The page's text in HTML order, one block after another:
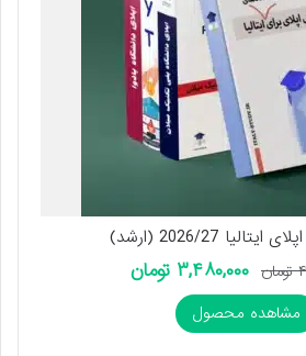
2026/27 (ارشد)
تومان قیمت
اصلی
۴,۴۸۰,۰۰۰ تومان
بود.
۳,۴۸۰,۰۰۰ تومانقیمت
مشاهده محصول